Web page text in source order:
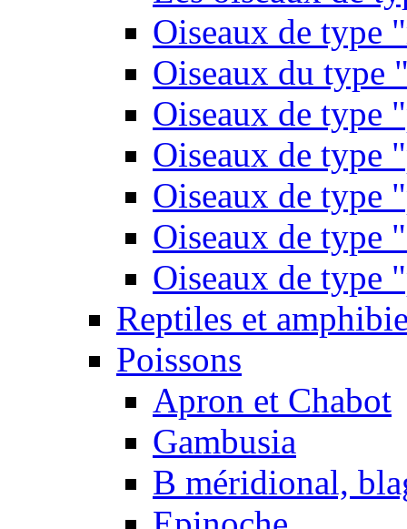
Oiseaux de type
Oiseaux du type
Oiseaux de type
Oiseaux de type
Oiseaux de type
Oiseaux de type
Oiseaux de type
Reptiles et
Poissons
Apron et Chabot
Gambusia
B méridional,